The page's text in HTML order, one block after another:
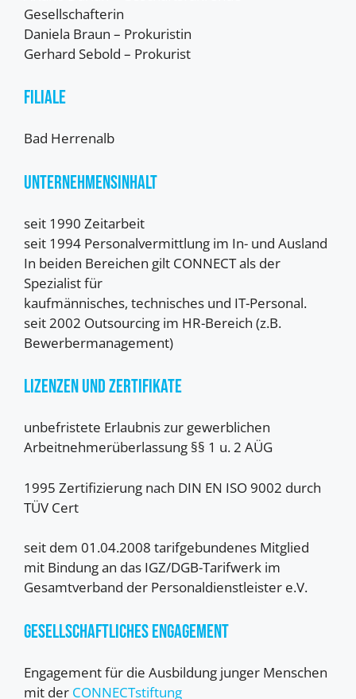
Gesellschafterin
Daniela Braun – Prokuristin
Gerhard Sebold – Prokurist
Filiale
Bad Herrenalb
Unternehmensinhalt
seit 1990 Zeitarbeit
seit 1994 Personalvermittlung im In- und Ausland
In beiden Bereichen gilt CONNECT als der
Spezialist für
kaufmännisches, technisches und IT-Personal.
seit 2002 Outsourcing im HR-Bereich (z.B.
Bewerbermanagement)
Lizenzen und Zertifikate
unbefristete Erlaubnis zur gewerblichen
Arbeitnehmerüberlassung §§ 1 u. 2 AÜG
1995 Zertifizierung nach DIN EN ISO 9002 durch
TÜV Cert
seit dem 01.04.2008 tarifgebundenes Mitglied
mit Bindung an das IGZ/DGB-Tarifwerk im
Gesamtverband der Personaldienstleister e.V.
Gesellschaftliches Engagement
Engagement für die Ausbildung junger Menschen
mit der CONNECTstiftung